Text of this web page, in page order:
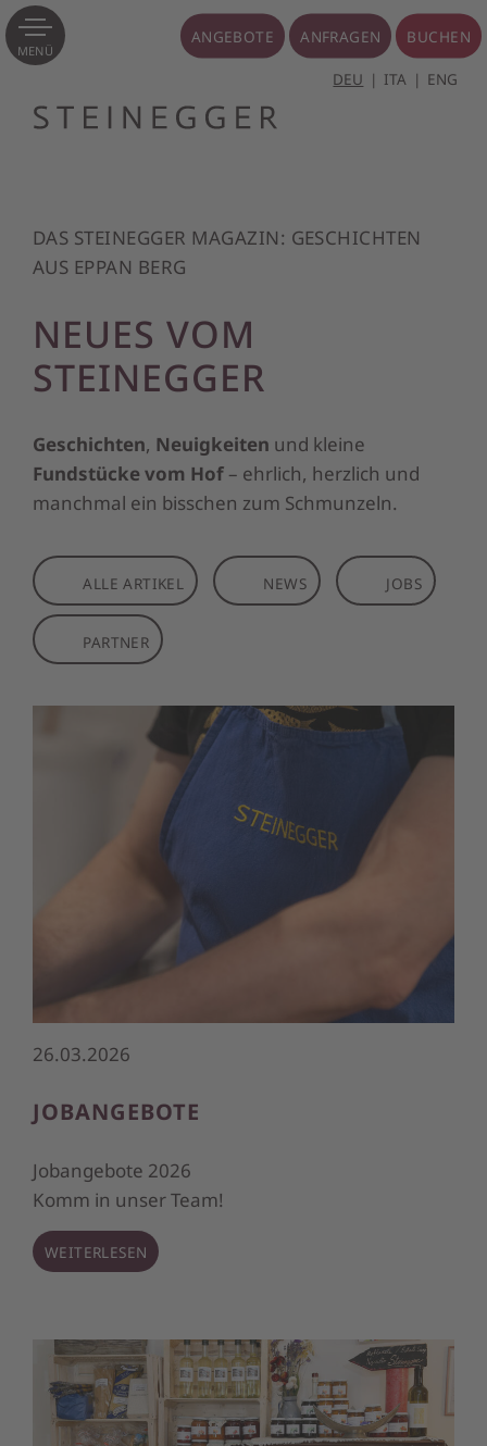
MENÜ
ANGEBOTE ANFRAGEN BUCHEN
DEU ITA ENG
DAS STEINEGGER MAGAZIN: GESCHICHTEN
AUS EPPAN BERG
NEUES VOM
STEINEGGER
Geschichten, Neuigkeiten und kleine
Fundstücke vom Hof – ehrlich, herzlich und
manchmal ein bisschen zum Schmunzeln.
ALLE ARTIKEL NEWS JOBS
PARTNER
26.03.2026
JOBANGEBOTE
Jobangebote 2026
Komm in unser Team!
WEITERLESEN